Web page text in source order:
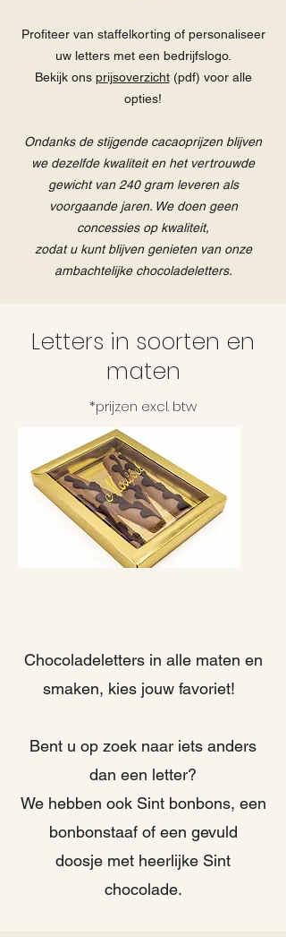
Profiteer van staffelkorting of personaliseer
uw letters met een bedrijfslogo.
Bekijk ons prijsoverzicht(pdf) voor alle
opties!
Ondanks de stijgende cacaoprijzen blijven
we dezelfde kwaliteit en het vertrouwde
gewicht van 240 gram leveren als
voorgaande jaren. We doen geen
concessies op kwaliteit,
zodat u kunt blijven genieten van onze
ambachtelijke chocoladeletters.
Letters in soorten en
maten
*prijzen excl. btw
Chocoladeletters in alle maten en
smaken, kies jouw favoriet!
Bent u op zoek naar iets anders
dan een letter?
We hebben ook Sint bonbons, een
bonbonstaaf of een gevuld
doosje met heerlijke Sint
chocolade.